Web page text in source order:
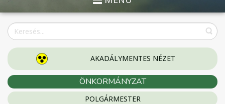
AKADÁLYMENTES NÉZET
ÖNKORMÁNYZAT
POLGÁRMESTER